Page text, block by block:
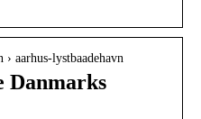
aarhus-lystbaadehavn
Danmarks